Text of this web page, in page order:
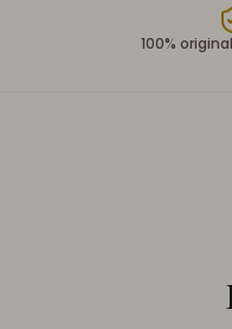
100%